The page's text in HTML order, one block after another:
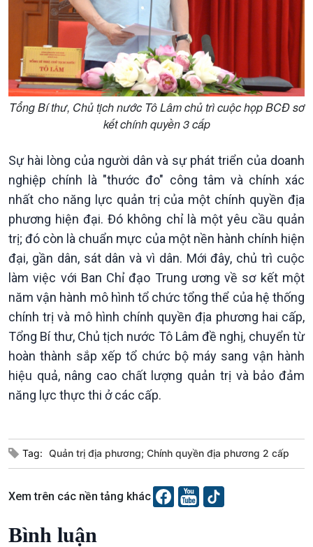
Văn hoá & Du lịch
Tin Văn hoá & Du lịch
Chát với người nổi tiếng
Câu chuyện Thể thao
Multimedia
Ảnh
Video
Infographic
E-Magazine
Podcast
Câu chuyện thời sự
Dòng chảy sự kiện
Đối thoại
Diễn đàn chủ nhật
Tổng Bí thư, Chủ tịch nước Tô Lâm chủ trì cuộc họp BCĐ sơ
kết chính quyền 3 cấp
Sự hài lòng của người dân và sự phát triển của doanh
nghiệp chính là "thước đo" công tâm và chính xác
nhất cho năng lực quản trị của một chính quyền địa
phương hiện đại. Đó không chỉ là một yêu cầu quản
trị; đó còn là chuẩn mực của một nền hành chính hiện
đại, gần dân, sát dân và vì dân. Mới đây, chủ trì cuộc
làm việc với Ban Chỉ đạo Trung ương về sơ kết một
năm vận hành mô hình tổ chức tổng thể của hệ thống
chính trị và mô hình chính quyền địa phương hai cấp,
Tổng Bí thư, Chủ tịch nước Tô Lâm đề nghị, chuyển từ
hoàn thành sắp xếp tổ chức bộ máy sang vận hành
hiệu quả, nâng cao chất lượng quản trị và bảo đảm
năng lực thực thi ở các cấp.
Tag: Quản trị địa phương; Chính quyền địa phương 2 cấp
Xem trên các nền tảng khác
Bình luận